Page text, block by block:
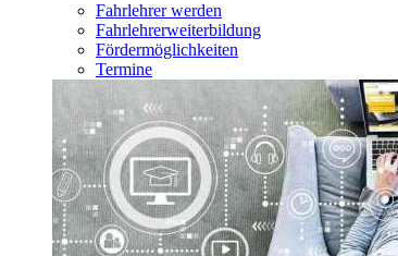
Fahrlehrer werden
Fahrlehrerweiterbildung
Fördermöglichkeiten
Termine